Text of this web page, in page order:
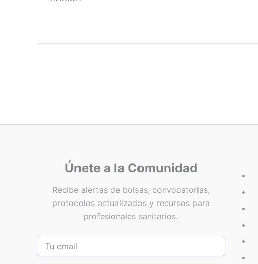
Únete a la Comunidad
Recibe alertas de bolsas, convocatorias,
protocolos actualizados y recursos para
profesionales sanitarios.